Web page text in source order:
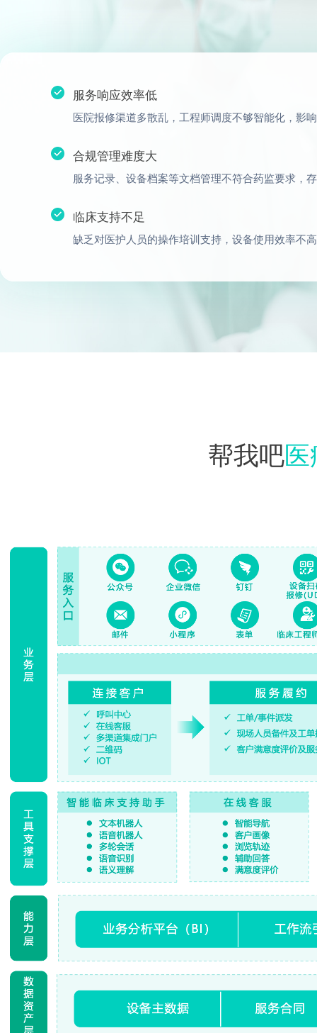
服务响应效率低
医院报修渠道多散乱，工程师调度不够智能化，影
合规管理难度大
服务记录、设备档案等文档管理不符合药监要求，
临床支持不足
缺乏对医护人员的操作培训支持，设备使用效率不高
帮我吧